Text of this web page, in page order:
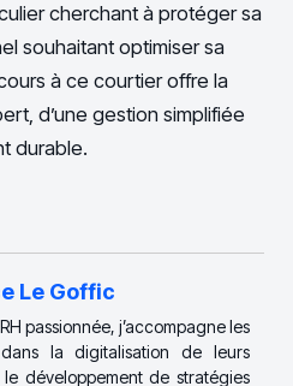
cherchant à protéger sa
souhaitant optimiser sa
à ce courtier offre la
d’une gestion simplifiée
durable.
Le Goffic
passionnée, j’accompagne les
dans la digitalisation de leurs
développement de stratégies